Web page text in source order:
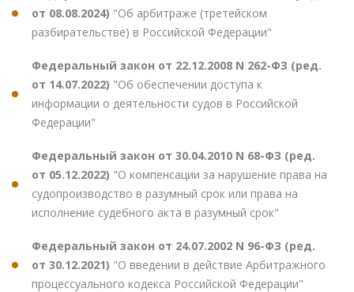
от 08.08.2024) "Об арбитраже (третейском
разбирательстве) в Российской Федерации"
Федеральный закон от 22.12.2008 N 262-ФЗ (ред.
от 14.07.2022) "Об обеспечении доступа к
информации о деятельности судов в Российской
Федерации"
Федеральный закон от 30.04.2010 N 68-ФЗ (ред.
от 05.12.2022) "О компенсации за нарушение права на
судопроизводство в разумный срок или права на
исполнение судебного акта в разумный срок"
Федеральный закон от 24.07.2002 N 96-ФЗ (ред.
от 30.12.2021) "О введении в действие Арбитражного
процессуального кодекса Российской Федерации"